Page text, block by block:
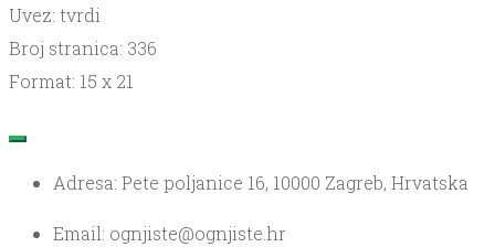
Uvez: tvrdi
Broj stranica: 336
Format: 15 x 21
Adresa: Pete poljanice 16, 10000 Zagreb, Hrvatska
Email: ognjiste@ognjiste.hr